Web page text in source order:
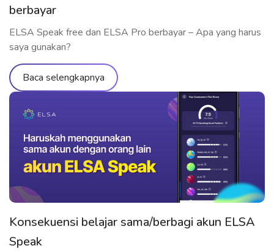
berbayar
ELSA Speak free dan ELSA Pro berbayar – Apa yang harus
saya gunakan?
Baca selengkapnya
Konsekuensi belajar sama/berbagi akun ELSA
Speak